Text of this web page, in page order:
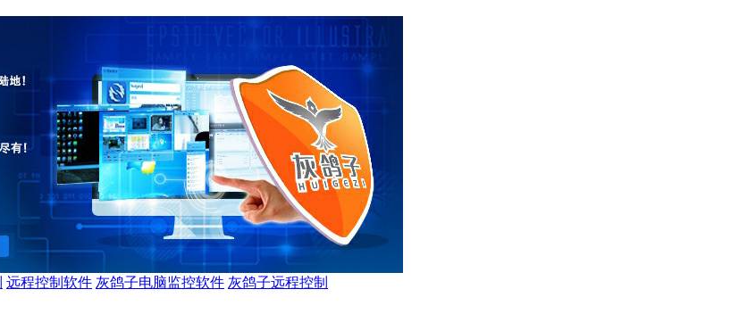
远程控制软件 灰鸽子电脑监控软件 灰鸽子远程控制